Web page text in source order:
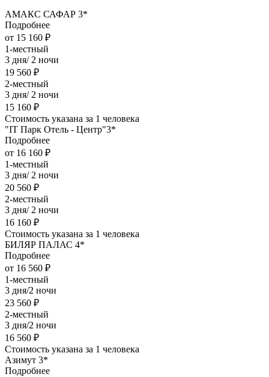
АМАКС САФАР 3*
Подробнее
от 15 160 ₽
1-местный
3 дня/ 2 ночи
19 560 ₽
2-местный
3 дня/ 2 ночи
15 160 ₽
Стоимость указана за 1 человека
"IT Парк Отель - Центр"3*
Подробнее
от 16 160 ₽
1-местный
3 дня/ 2 ночи
20 560 ₽
2-местный
3 дня/ 2 ночи
16 160 ₽
Стоимость указана за 1 человека
БИЛЯР ПАЛАС 4*
Подробнее
от 16 560 ₽
1-местный
3 дня/2 ночи
23 560 ₽
2-местный
3 дня/2 ночи
16 560 ₽
Стоимость указана за 1 человека
Азимут 3*
Подробнее